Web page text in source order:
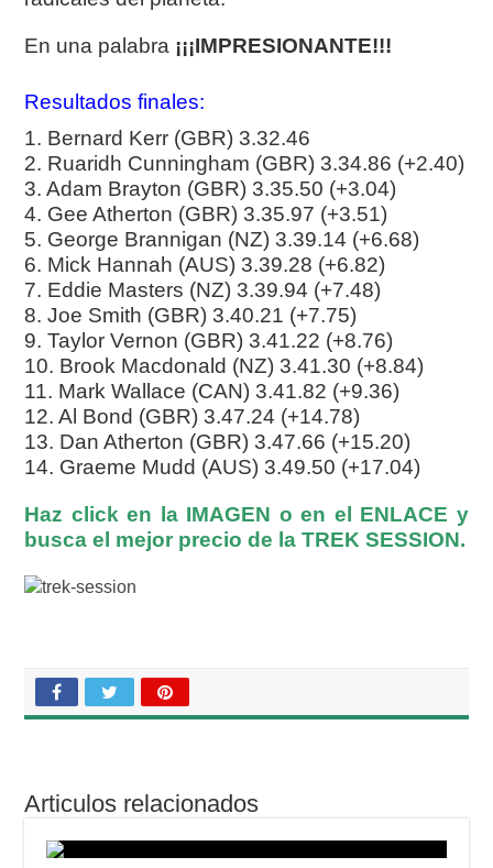
En una palabra ¡¡¡IMPRESIONANTE!!!
Resultados finales:
1. Bernard Kerr (GBR) 3.32.46
2. Ruaridh Cunningham (GBR) 3.34.86 (+2.40)
3. Adam Brayton (GBR) 3.35.50 (+3.04)
4. Gee Atherton (GBR) 3.35.97 (+3.51)
5. George Brannigan (NZ) 3.39.14 (+6.68)
6. Mick Hannah (AUS) 3.39.28 (+6.82)
7. Eddie Masters (NZ) 3.39.94 (+7.48)
8. Joe Smith (GBR) 3.40.21 (+7.75)
9. Taylor Vernon (GBR) 3.41.22 (+8.76)
10. Brook Macdonald (NZ) 3.41.30 (+8.84)
11. Mark Wallace (CAN) 3.41.82 (+9.36)
12. Al Bond (GBR) 3.47.24 (+14.78)
13. Dan Atherton (GBR) 3.47.66 (+15.20)
14. Graeme Mudd (AUS) 3.49.50 (+17.04)
Haz click en la IMAGEN o en el ENLACE y
busca el mejor precio de la TREK SESSION.
Articulos relacionados